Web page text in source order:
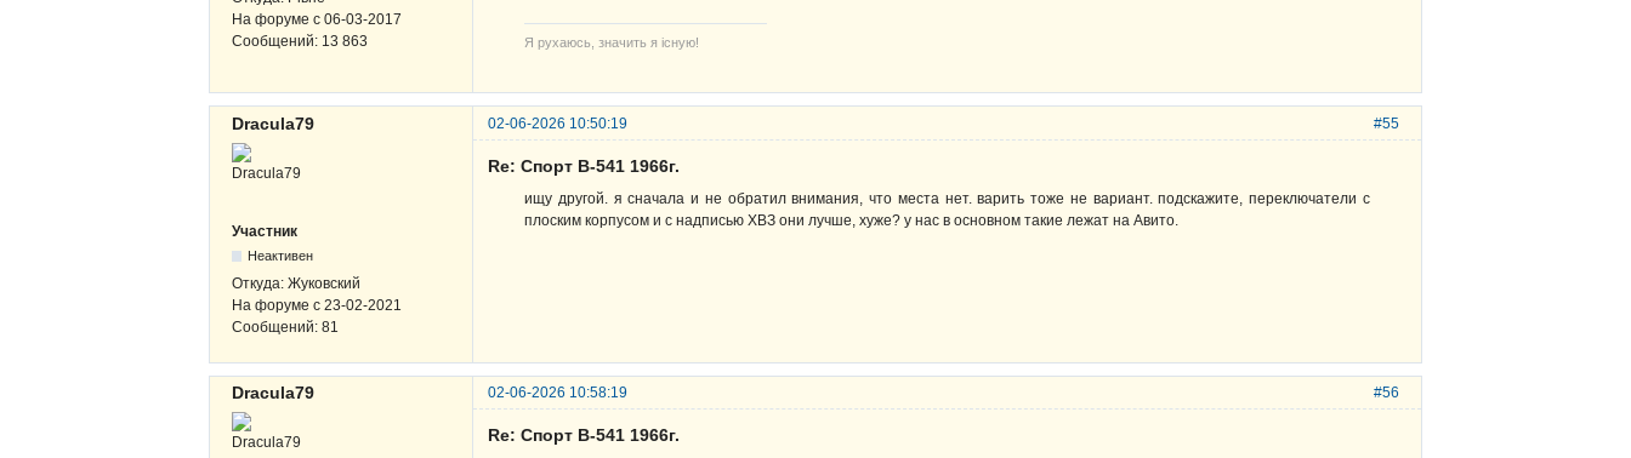
На форуме с 06-03-2017
Сообщений: 13 863 Я рухаюсь, значить я існую!
#55
Dracula79 02-06-2026 10:50:19
Участник
Неактивен
Откуда: Жуковский
На форуме с 23-02-2021
Сообщений: 81
Re: Спорт В-541 1966г.
ищу другой. я сначала и не обратил внимания, что места нет. варить тоже не вариант. подскажите, переключатели с
плоским корпусом и с надписью ХВЗ они лучше, хуже? у нас в основном такие лежат на Авито.
#56
Dracula79 02-06-2026 10:58:19
Re: Спорт В-541 1966г.